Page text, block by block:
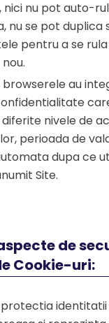
nu pot auto-
nu se pot duplica
pentru a se rula
browserele au
diferite nivele de
perioada de
dupa ce
Site.
de
Cookie-uri:
identitatii